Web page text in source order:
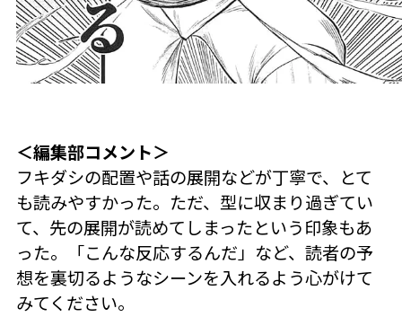
＜編集部コメント＞
フキダシの配置や話の展開などが丁寧で、とて
も読みやすかった。ただ、型に収まり過ぎてい
て、先の展開が読めてしまったという印象もあ
った。「こんな反応するんだ」など、読者の予
想を裏切るようなシーンを入れるよう心がけて
みてください。